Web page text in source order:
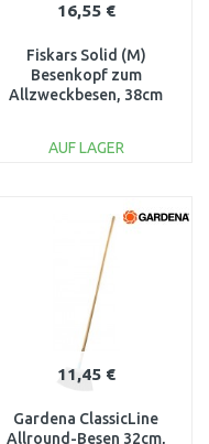
16,55 €
Fiskars Solid (M)
Besenkopf zum
Allzweckbesen, 38cm
AUF LAGER
Vergleichen
11,45 €
Gardena ClassicLine
Allround-Besen 32cm,